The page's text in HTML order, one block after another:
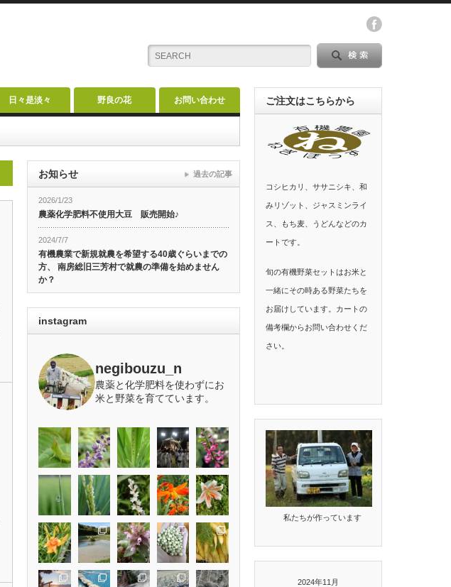
日々是淡々 野良の花 お問い合わせ
お知らせ
2026/1/23
農薬化学肥料不使用大豆 販売開始♪
2024/7/7
有機農業で新規就農を希望する40歳ぐらいまでの
方、 南房総旧三芳村で就農の準備を始めません
か？
過去の記事
instagram
negibouzu_n
農薬と化学肥料を使わずにお
米と野菜を育てています。
ご注文はこちらから
コシヒカリ、ササニシキ、和
みリゾット、ジャスミンライ
ス、もち麦、うどんなどのカ
ートです。
旬の有機野菜セットはお米と
一緒にその時ある野菜たちを
お届けしています。カートの
備考欄からお問い合わせくだ
さい。
私たちが作っています
2024年11月